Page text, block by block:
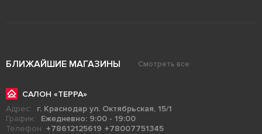
БЛИЖАЙШИЕ МАГАЗИНЫ Смотреть все
САЛОН «ТЕРРА»
Адрес:
г. Краснодар ул. Октябрьская, 15/1
График:
Ежедневно: 9:00 - 19:00
Телефон: +78612125619 +78007751345